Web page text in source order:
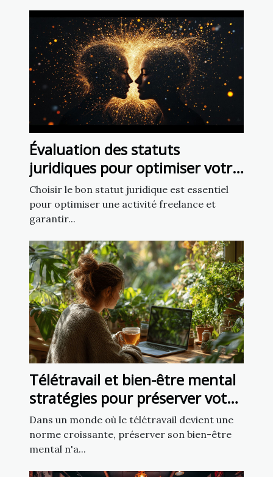
Évaluation des statuts
juridiques pour optimiser votre
activité freelance
Choisir le bon statut juridique est essentiel
pour optimiser une activité freelance et
garantir...
Télétravail et bien-être mental
stratégies pour préserver votre
santé en travaillant à distance
Dans un monde où le télétravail devient une
norme croissante, préserver son bien-être
mental n'a...